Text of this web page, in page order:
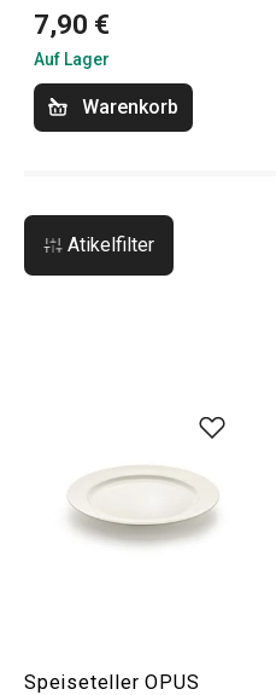
7,90 €
Auf Lager
Warenkorb
Atikelfilter
Speiseteller OPUS